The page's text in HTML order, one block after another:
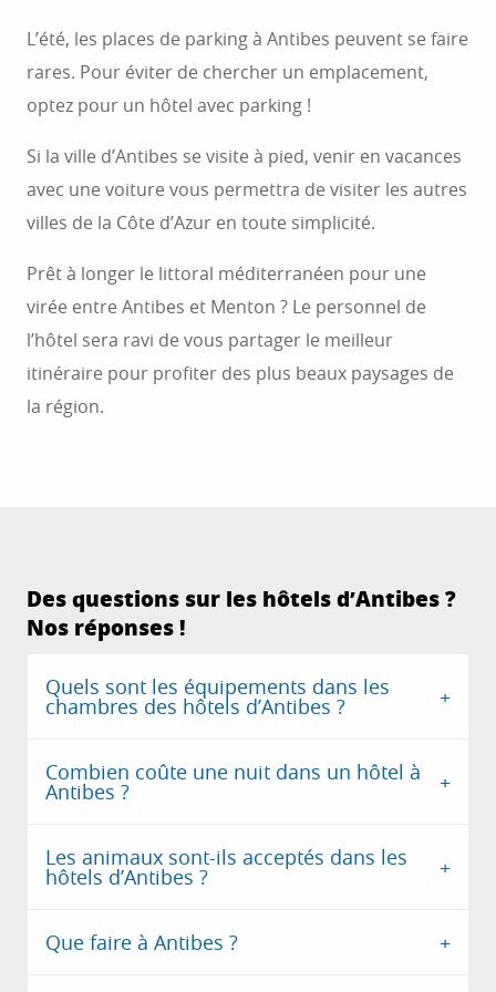
L’été, les places de parking à Antibes peuvent se faire
rares. Pour éviter de chercher un emplacement,
optez pour un hôtel avec parking !
Si la ville d’Antibes se visite à pied, venir en vacances
avec une voiture vous permettra de visiter les autres
villes de la Côte d’Azur en toute simplicité.
Prêt à longer le littoral méditerranéen pour une
virée entre Antibes et Menton ? Le personnel de
l’hôtel sera ravi de vous partager le meilleur
itinéraire pour profiter des plus beaux paysages de
la région.
Des questions sur les hôtels d’Antibes ?
Nos réponses !
Quels sont les équipements dans les
chambres des hôtels d’Antibes ?
Combien coûte une nuit dans un hôtel à
Antibes ?
Les animaux sont-ils acceptés dans les
hôtels d’Antibes ?
Que faire à Antibes ?